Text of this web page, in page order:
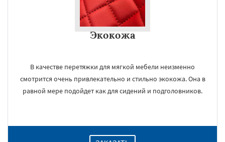
Экокожа
В качестве перетяжки для мягкой мебели неизменно
смотрится очень привлекательно и стильно экокожа. Она в
равной мере подойдет как для сидений и подголовников.